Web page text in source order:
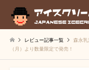
レビュー記事一覧
森永乳
（月）より数量限定で発売！